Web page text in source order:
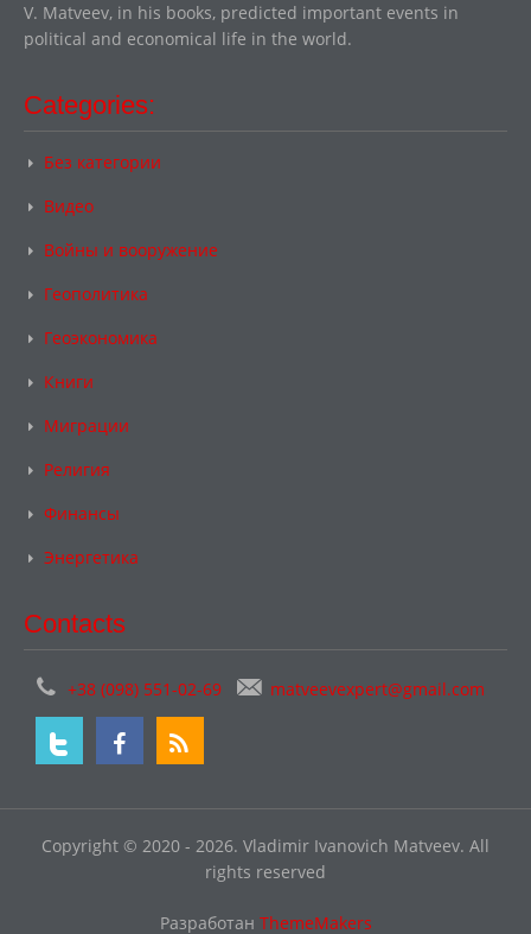
V. Matveev, in his books, predicted important events in
political and economical life in the world.
Categories:
Без категории
Видео
Войны и вооружение
Геополитика
Геоэкономика
Книги
Миграции
Религия
Финансы
Энергетика
Contacts
+38 (098) 551-02-69 matveevexpert@gmail.com
Copyright © 2020 - 2026. Vladimir Ivanovich Matveev. All
rights reserved
Разработан ThemeMakers